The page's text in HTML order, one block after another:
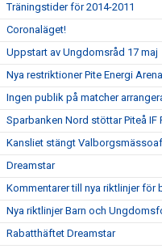
Träningstider för 2014-2011
Coronaläget!
Uppstart av Ungdomsråd 17 maj
Nya restriktioner Pite Energi
Ingen publik på matcher
Sparbanken Nord stöttar Piteå IF
Kansliet stängt
Dreamstar
Kommentarer till nya riktlinjer för
Nya riktlinjer Barn och
Rabatthäftet Dreamstar